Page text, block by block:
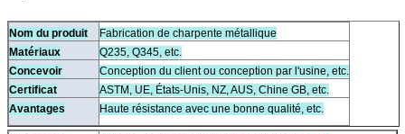
Nom du produit
Fabrication de charpente métallique
Matériaux
Q235, Q345, etc.
Concevoir
Conception du client ou conception par l'usine, etc.
Certificat
ASTM, UE, États-Unis, NZ, AUS, Chine GB, etc.
Avantages
Haute résistance avec une bonne qualité, etc.